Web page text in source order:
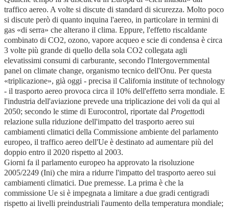
traffico aereo. A volte si discute di standard di sicurezza. Molto poco
si discute però di quanto inquina l'aereo, in particolare in termini di
gas «di serra» che alterano il clima. Eppure, l'effetto riscaldante
combinato di CO2, ozono, vapore acqueo e scie di condensa è circa
3 volte più grande di quello della sola CO2 collegata agli
elevatissimi consumi di carburante, secondo l'Intergovernmental
panel on climate change, organismo tecnico dell'Onu. Per questa
«triplicazione», già oggi - precisa il California institute of technology
- il trasporto aereo provoca circa il 10% dell'effetto serra mondiale. E
l'industria dell'aviazione prevede una triplicazione dei voli da qui al
2050; secondo le stime di Eurocontrol, riportate dal Progettodi
relazione sulla riduzione dell'impatto del trasporto aereo sui
cambiamenti climatici della Commissione ambiente del parlamento
europeo, il traffico aereo dell'Ue è destinato ad aumentare più del
doppio entro il 2020 rispetto al 2003.
Giorni fa il parlamento europeo ha approvato la risoluzione
2005/2249 (Ini) che mira a ridurre l'impatto del trasporto aereo sui
cambiamenti climatici. Due premesse. La prima è che la
commissione Ue si è impegnata a limitare a due gradi centigradi
rispetto ai livelli preindustriali l'aumento della temperatura mondiale;